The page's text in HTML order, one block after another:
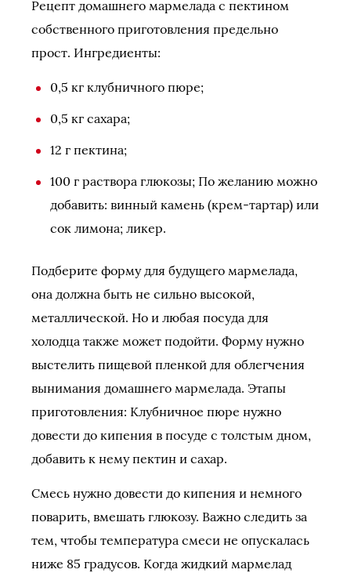
Рецепт домашнего мармелада с пектином
собственного приготовления предельно
прост. Ингредиенты:
0,5 кг клубничного пюре;
0,5 кг сахара;
12 г пектина;
100 г раствора глюкозы; По желанию можно
добавить: винный камень (крем-тартар) или
сок лимона; ликер.
Подберите форму для будущего мармелада,
она должна быть не сильно высокой,
металлической. Но и любая посуда для
холодца также может подойти. Форму нужно
выстелить пищевой пленкой для облегчения
вынимания домашнего мармелада. Этапы
приготовления: Клубничное пюре нужно
довести до кипения в посуде с толстым дном,
добавить к нему пектин и сахар.
Смесь нужно довести до кипения и немного
поварить, вмешать глюкозу. Важно следить за
тем, чтобы температура смеси не опускалась
ниже 85 градусов. Когда жидкий мармелад